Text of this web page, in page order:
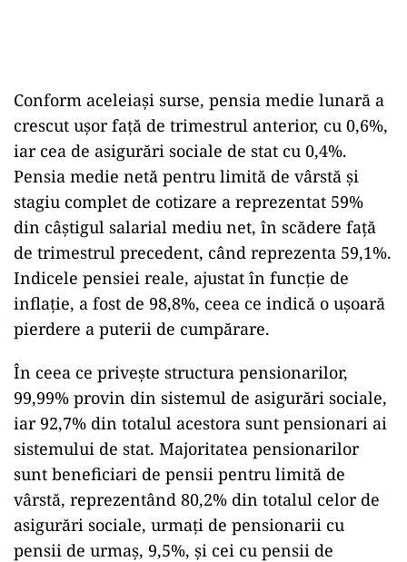
Conform aceleiaşi surse, pensia medie lunară a
crescut uşor faţă de trimestrul anterior, cu 0,6%,
iar cea de asigurări sociale de stat cu 0,4%.
Pensia medie netă pentru limită de vârstă şi
stagiu complet de cotizare a reprezentat 59%
din câştigul salarial mediu net, în scădere faţă
de trimestrul precedent, când reprezenta 59,1%.
Indicele pensiei reale, ajustat în funcţie de
inflaţie, a fost de 98,8%, ceea ce indică o uşoară
pierdere a puterii de cumpărare.
În ceea ce priveşte structura pensionarilor,
99,99% provin din sistemul de asigurări sociale,
iar 92,7% din totalul acestora sunt pensionari ai
sistemului de stat. Majoritatea pensionarilor
sunt beneficiari de pensii pentru limită de
vârstă, reprezentând 80,2% din totalul celor de
asigurări sociale, urmaţi de pensionarii cu
pensii de urmaş, 9,5%, şi cei cu pensii de